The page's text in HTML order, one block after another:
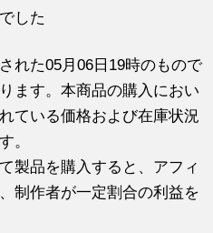
でした
れた05月06日19時のもので
ます。本商品の購入におい
ている価格および在庫状況
。
製品を購入すると、アフィ
制作者が一定割合の利益を